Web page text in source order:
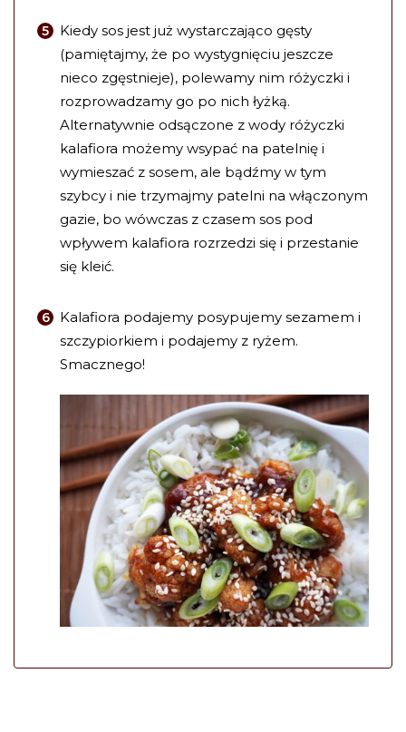
Kiedy sos jest już wystarczająco gęsty
(pamiętajmy, że po wystygnięciu jeszcze
nieco zgęstnieje), polewamy nim różyczki i
rozprowadzamy go po nich łyżką.
Alternatywnie odsączone z wody różyczki
kalafiora możemy wsypać na patelnię i
wymieszać z sosem, ale bądźmy w tym
szybcy i nie trzymajmy patelni na włączonym
gazie, bo wówczas z czasem sos pod
wpływem kalafiora rozrzedzi się i przestanie
się kleić.
Kalafiora podajemy posypujemy sezamem i
szczypiorkiem i podajemy z ryżem.
Smacznego!